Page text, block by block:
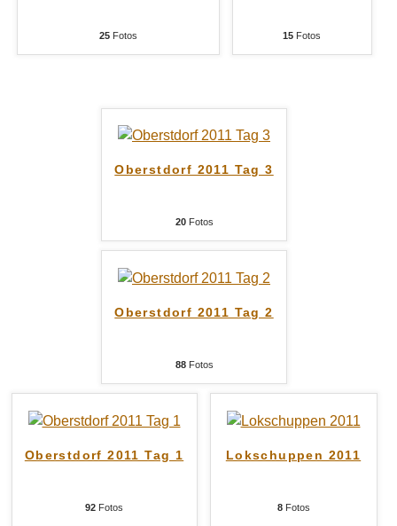
25Fotos 15 Fotos
Oberstdorf 2011 Tag 3
20Fotos
Oberstdorf 2011 Tag 2
88Fotos
Oberstdorf 2011 Tag 1
92 Fotos
Lokschuppen 2011
8Fotos